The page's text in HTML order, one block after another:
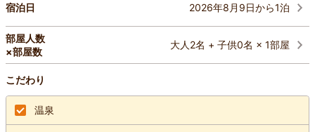
宿泊日 2026年8月9日から1泊
部屋人数
×部屋数
大人2名 + 子供0名 × 1部屋
こだわり
温泉